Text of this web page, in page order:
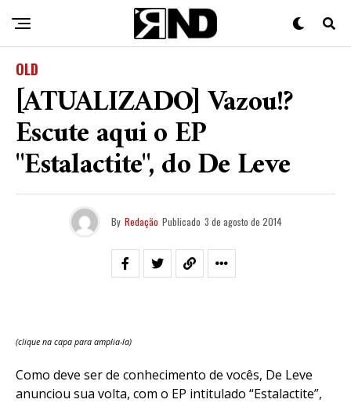
OLD
[ATUALIZADO] Vazou!?
Escute aqui o EP
"Estalactite", do De Leve
By Redação Publicado 3 de agosto de 2014
(clique na capa para amplia-la)
Como deve ser de conhecimento de vocês, De Leve
anunciou sua volta, com o EP intitulado “Estalactite”,